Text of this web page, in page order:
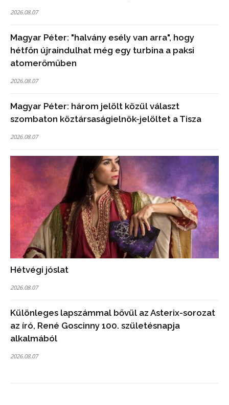
2026.08.07
Magyar Péter: "halvány esély van arra", hogy
hétfőn újraindulhat még egy turbina a paksi
atomerőműben
2026.08.07
Magyar Péter: három jelölt közül választ
szombaton köztársaságielnök-jelöltet a Tisza
2026.08.07
Hétvégi jóslat
2026.08.07
Különleges lapszámmal bővül az Asterix-sorozat
az író, René Goscinny 100. születésnapja
alkalmából
2026.08.07